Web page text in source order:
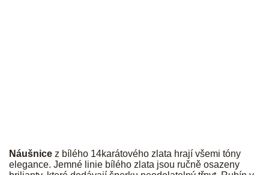
Náušnice z bílého 14karátového zlata hrají všemi tóny
elegance. Jemné linie bílého zlata jsou ručně osazeny